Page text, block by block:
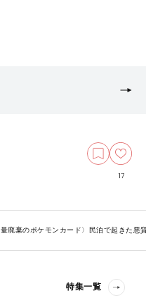
17
量廃棄のポケモンカード〉民泊で起きた
特集一覧